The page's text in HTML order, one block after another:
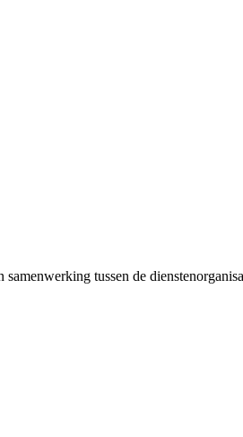
samenwerking tussen de